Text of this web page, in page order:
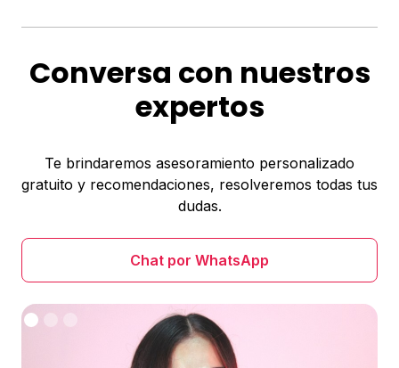
Conversa con nuestros
expertos
Te brindaremos asesoramiento personalizado
gratuito y recomendaciones, resolveremos todas tus
dudas.
Chat por WhatsApp